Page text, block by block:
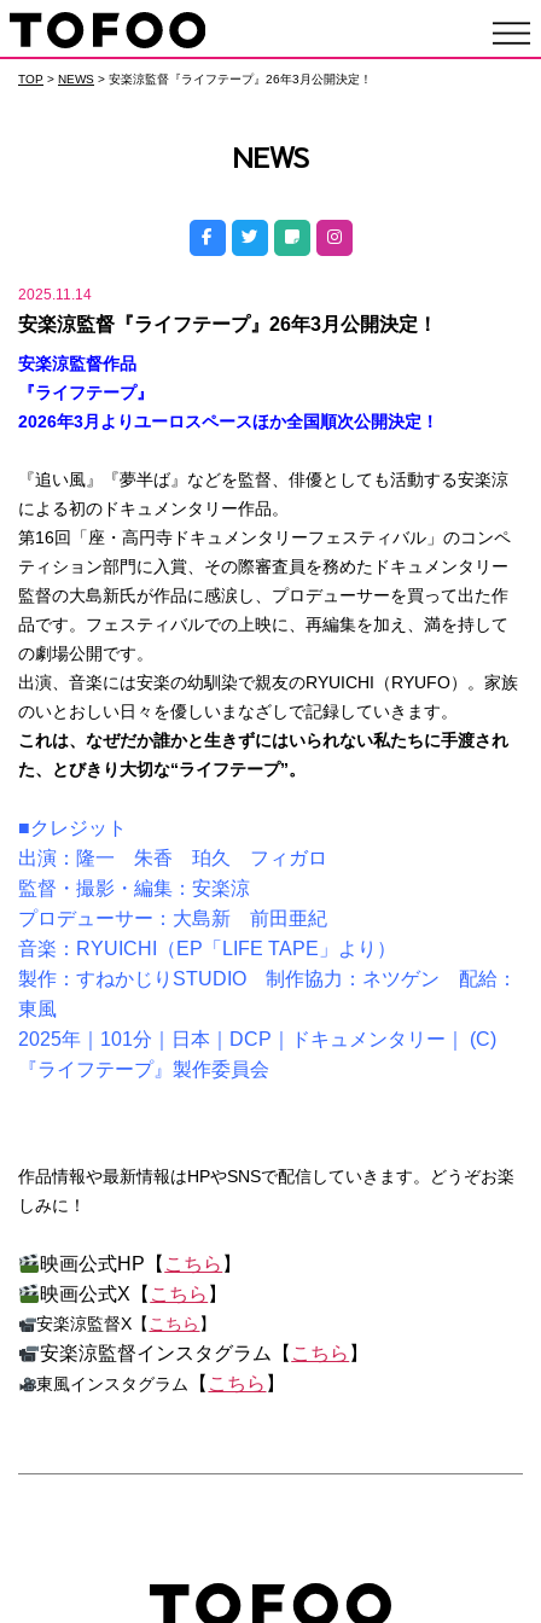
TOP > NEWS > 安楽涼監督『ライフテープ』26年3月公開決定！
NEWS
2025.11.14
安楽涼監督『ライフテープ』26年3月公開決定！
安楽涼監督作品
『ライフテープ』
2026年3月よりユーロスペースほか全国順次公開決定！
『追い風』『夢半ば』などを監督、俳優としても活動する安楽涼
による初のドキュメンタリー作品。
第16回「座・高円寺ドキュメンタリーフェスティバル」のコンペ
ティション部門に入賞、その際審査員を務めたドキュメンタリー
監督の大島新氏が作品に感涙し、プロデューサーを買って出た作
品です。フェスティバルでの上映に、再編集を加え、満を持して
の劇場公開です。
出演、音楽には安楽の幼馴染で親友のRYUICHI（RYUFO）。家族
のいとおしい日々を優しいまなざしで記録していきます。
これは、なぜだか誰かと生きずにはいられない私たちに手渡され
た、とびきり大切な“ライフテープ”。
■クレジット
出演：隆一 朱香 珀久 フィガロ
監督・撮影・編集：安楽涼
プロデューサー：大島新 前田亜紀
音楽：RYUICHI（EP「LIFE TAPE」より）
製作：すねかじりSTUDIO 制作協力：ネツゲン 配給：
東風
2025年｜101分｜日本｜DCP｜ドキュメンタリー｜ (C)
『ライフテープ』製作委員会
作品情報や最新情報はHPやSNSで配信していきます。どうぞお楽
しみに！
映画公式HP【 こちら 】
映画公式X【 こちら 】
安楽涼監督X【 こちら 】
安楽涼監督インスタグラム【 こちら 】
東風インスタグラム 【 こちら 】